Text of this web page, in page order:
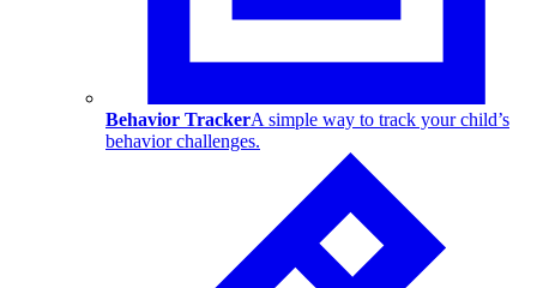
Behavior TrackerA simple way to track your child’s
behavior challenges.